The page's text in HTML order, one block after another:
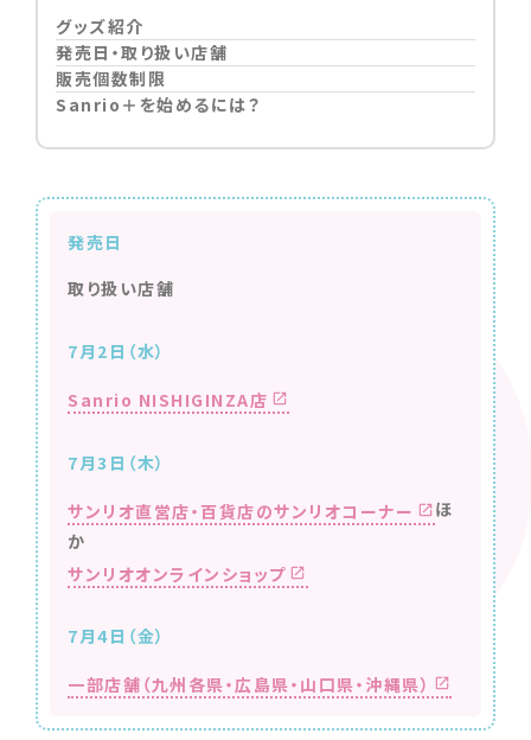
グッズ紹介
発売日・取り扱い店舗
販売個数制限
Sanrio＋を始めるには？
発売日
取り扱い店舗
7月2日（水）
Sanrio NISHIGINZA店
7月3日（木）
サンリオ直営店・百貨店のサンリオコーナー
ほ
か
サンリオオンラインショップ
7月4日（金）
一部店舗（九州各県・広島県・山口県・沖縄県）